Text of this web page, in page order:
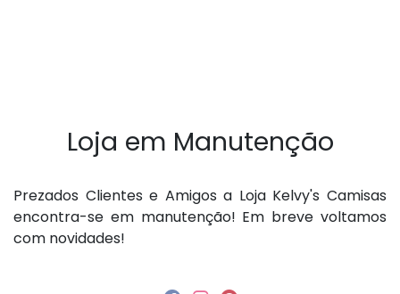
Loja em Manutenção
P rezados Clientes e Amigos a Loja Kelvy's Camisas
encontra-se em manutenção! Em breve voltamos
com novidades!